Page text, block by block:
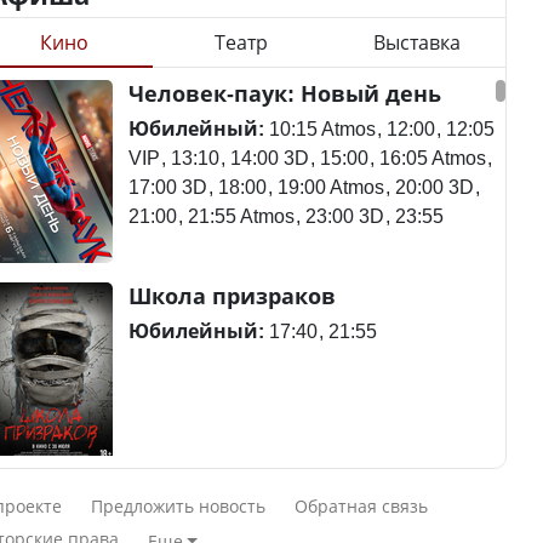
ли представлены
регионов в
төменгі жалақы,
экология: жеті
сайлаушылармен
талқылап жатыр?
зарплата,
говорят с
Станет ли
метапневмовирус
эпидемией, рассказали в
ВОЗ
потерпел крушение в
Южной Корее, погибли
120 человек
Актау: Путин принес
Кино Театр Выставка
Человек-паук: Новый день
Юбилейный: 10:15 Atmos 12:00 12:05
VIP 13:10 14:00 3D 15:00 16:05 Atmos
17:00 3D 18:00 19:00 Atmos 20:00 3D
21:00 21:55 Atmos 23:00 3D 23:55
Школа призраков
Юбилейный: 17:40 21:55
Смешарики сквозь вселенные
Юбилейный:
Предложить новость
Обратная связь